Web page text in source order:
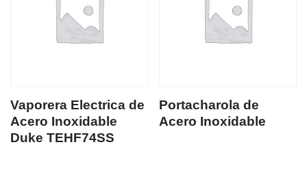
Vaporera Electrica de
Acero Inoxidable
Duke TEHF74SS
Portacharola de
Acero Inoxidable